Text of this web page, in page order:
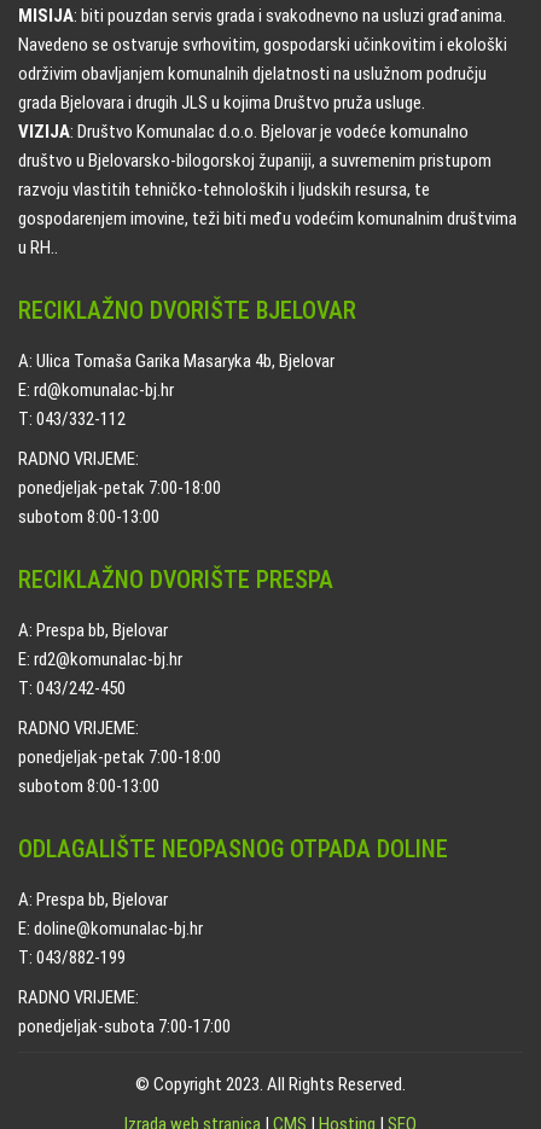
MISIJA: biti pouzdan servis grada i svakodnevno na usluzi građanima.
Navedeno se ostvaruje svrhovitim, gospodarski učinkovitim i ekološki
održivim obavljanjem komunalnih djelatnosti na uslužnom području
grada Bjelovara i drugih JLS u kojima Društvo pruža usluge.
VIZIJA: Društvo Komunalac d.o.o. Bjelovar je vodeće komunalno
društvo u Bjelovarsko-bilogorskoj županiji, a suvremenim pristupom
razvoju vlastitih tehničko-tehnoloških i ljudskih resursa, te
gospodarenjem imovine, teži biti među vodećim komunalnim društvima
u RH..
RECIKLAŽNO DVORIŠTE BJELOVAR
A: Ulica Tomaša Garika Masaryka 4b, Bjelovar
E: rd@komunalac-bj.hr
T: 043/332-112
RADNO VRIJEME:
ponedjeljak-petak 7:00-18:00
subotom 8:00-13:00
RECIKLAŽNO DVORIŠTE PRESPA
A: Prespa bb, Bjelovar
E: rd2@komunalac-bj.hr
T: 043/242-450
RADNO VRIJEME:
ponedjeljak-petak 7:00-18:00
subotom 8:00-13:00
ODLAGALIŠTE NEOPASNOG OTPADA DOLINE
A: Prespa bb, Bjelovar
E: doline@komunalac-bj.hr
T: 043/882-199
RADNO VRIJEME:
ponedjeljak-subota 7:00-17:00
© Copyright 2023. All Rights Reserved.
Izrada web stranica | CMS | Hosting | SEO